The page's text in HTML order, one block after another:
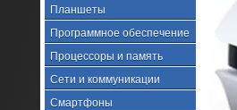
Планшеты
Программное обеспечение
Процессоры и память
Сети и коммуникации
Смартфоны